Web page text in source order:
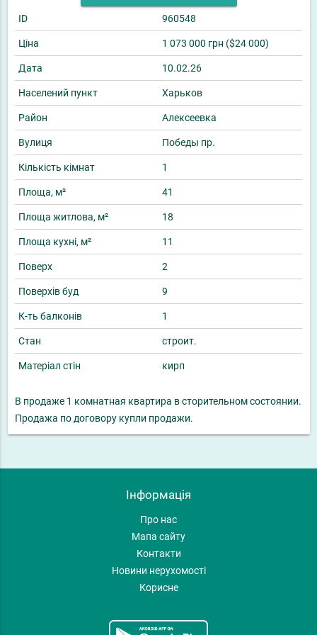
ID 960548
Ціна 1 073 000 грн ($24 000)
Дата 10.02.26
Населений пункт Харьков
Район Алексеевка
Вулиця Победы пр.
Кількість кімнат 1
Площа, м² 41
Площа житлова, м² 18
Площа кухні, м² 11
Поверх 2
Поверхів буд 9
К-ть балконів 1
Стан строит.
Матеріал стін кирп
В продаже 1 комнатная квартира в сторительном состоянии.
Продажа по договору купли продажи.
Інформація
Про нас
Мапа сайту
Контакти
Новини нерухомості
Корисне